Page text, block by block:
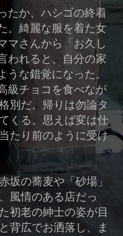
たか、ハシゴの終着
。綺麗な服を着た女
マさんから「お久し
われると、自分の家
うな錯覚になった。
級チョコを食べなが
別だ。帰りは勿論タ
くる。思えば変は仕
たり前のように受け
坂の蕎麦や「砂場」
風情のある店だっ
初老の紳士の姿が目
背広でお洒落し、ま